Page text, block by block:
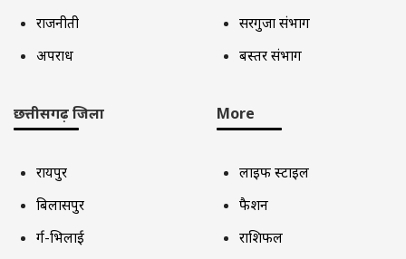
राजनीती
अपराध
सरगुजा संभाग
बस्तर संभाग
छत्तीसगढ़ जिला
रायपुर
बिलासपुर
दुर्ग-भिलाई
More
लाइफ स्टाइल
फैशन
राशिफल